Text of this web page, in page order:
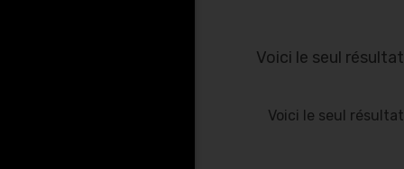
Voici le seul résultat
Voici le seul résultat